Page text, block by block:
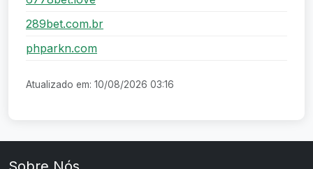
289bet.com.br
phparkn.com
Atualizado em: 10/08/2026 03:16